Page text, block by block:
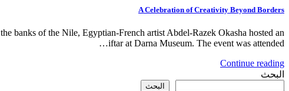
A Celebration of Creativity Beyond Borders
banks of the Nile, Egyptian-French artist Abdel-Razek Okasha hosted an
iftar at Darna Museum. The event was attended…
Continue reading
البحث
البحث